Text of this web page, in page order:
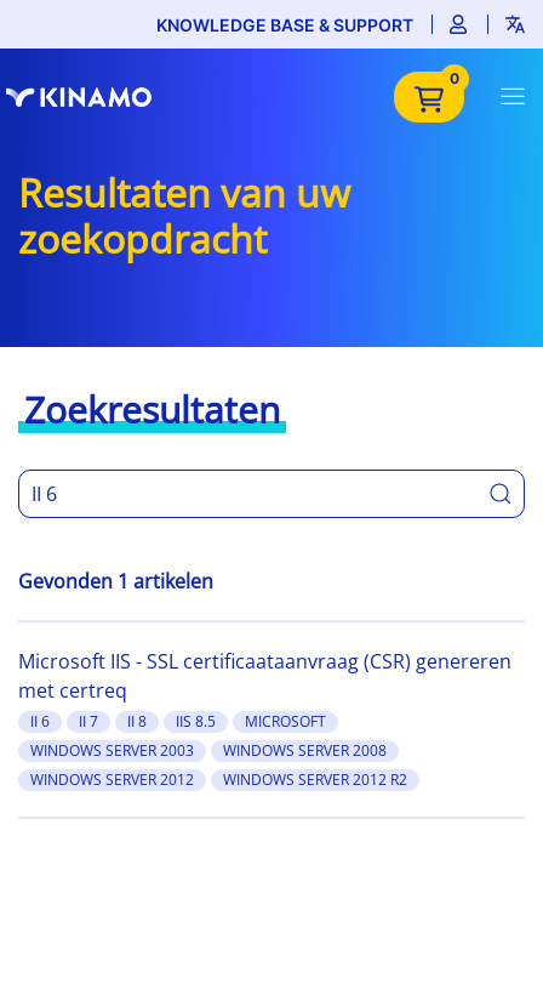
KNOWLEDGE BASE & SUPPORT
0
Resultaten van uw
zoekopdracht
Zoekresultaten
Gevonden 1 artikelen
Microsoft IIS - SSL certificaataanvraag (CSR) genereren
met certreq
II 6 II 7 II 8 IIS 8.5
MICROSOFT
WINDOWS SERVER 2003
WINDOWS SERVER 2008
WINDOWS SERVER 2012
WINDOWS SERVER 2012 R2